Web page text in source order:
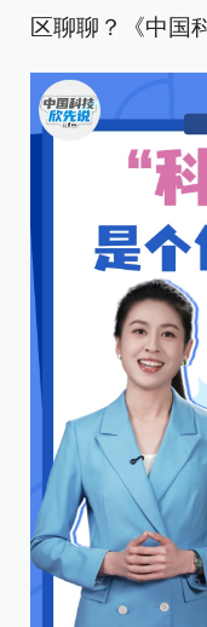
区聊聊？《中国